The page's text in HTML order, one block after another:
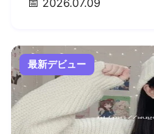
📅 2026.07.09
最新デビュー